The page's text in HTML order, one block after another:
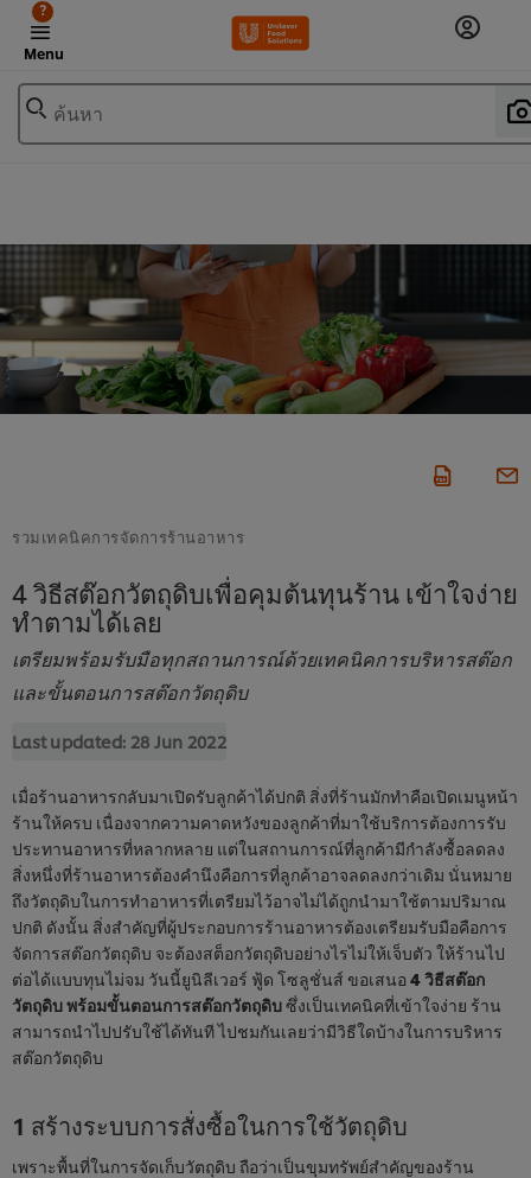
Menu
?
ค้นหา
รวมเทคนิคการจัดการร้านอาหาร
4 วิธีสต๊อกวัตถุดิบเพื่อคุมต้นทุนร้าน เข้าใจง่าย
ทำตามได้เลย
เตรียมพร้อมรับมือทุกสถานการณ์ด้วยเทคนิคการบริหารสต๊อก
และขั้นตอนการสต๊อกวัตถุดิบ
Last updated: 28 Jun 2022
เมื่อร้านอาหารกลับมาเปิดรับลูกค้าได้ปกติ สิ่งที่ร้านมักทำคือเปิดเมนูหน้า
ร้านให้ครบ เนื่องจากความคาดหวังของลูกค้าที่มาใช้บริการต้องการรับ
ประทานอาหารที่หลากหลาย แต่ในสถานการณ์ที่ลูกค้ามีกำลังซื้อลดลง
สิ่งหนึ่งที่ร้านอาหารต้องคำนึงคือการที่ลูกค้าอาจลดลงกว่าเดิม นั่นหมาย
ถึงวัตถุดิบในการทำอาหารที่เตรียมไว้อาจไม่ได้ถูกนำมาใช้ตามปริมาณ
ปกติ ดังนั้น สิ่งสำคัญที่ผู้ประกอบการร้านอาหารต้องเตรียมรับมือคือการ
จัดการสต๊อกวัตถุดิบ จะต้องสต็อกวัตถุดิบอย่างไรไม่ให้เจ็บตัว ให้ร้านไป
ต่อได้แบบทุนไม่จม วันนี้ยูนิลีเวอร์ ฟู้ด โซลูชั่นส์ ขอเสนอ 4 วิธีสต๊อก
วัตถุดิบ พร้อมขั้นตอนการสต๊อกวัตถุดิบซึ่งเป็นเทคนิคที่เข้าใจง่าย ร้าน
สามารถนำไปปรับใช้ได้ทันที ไปชมกันเลยว่ามีวิธีใดบ้างในการบริหาร
สต๊อกวัตถุดิบ
1 สร้างระบบการสั่งซื้อในการใช้วัตถุดิบ
เพราะพื้นที่ในการจัดเก็บวัตถุดิบ ถือว่าเป็นขุมทรัพย์สำคัญของร้าน